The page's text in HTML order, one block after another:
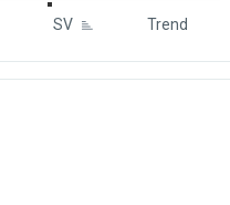
SV Trend